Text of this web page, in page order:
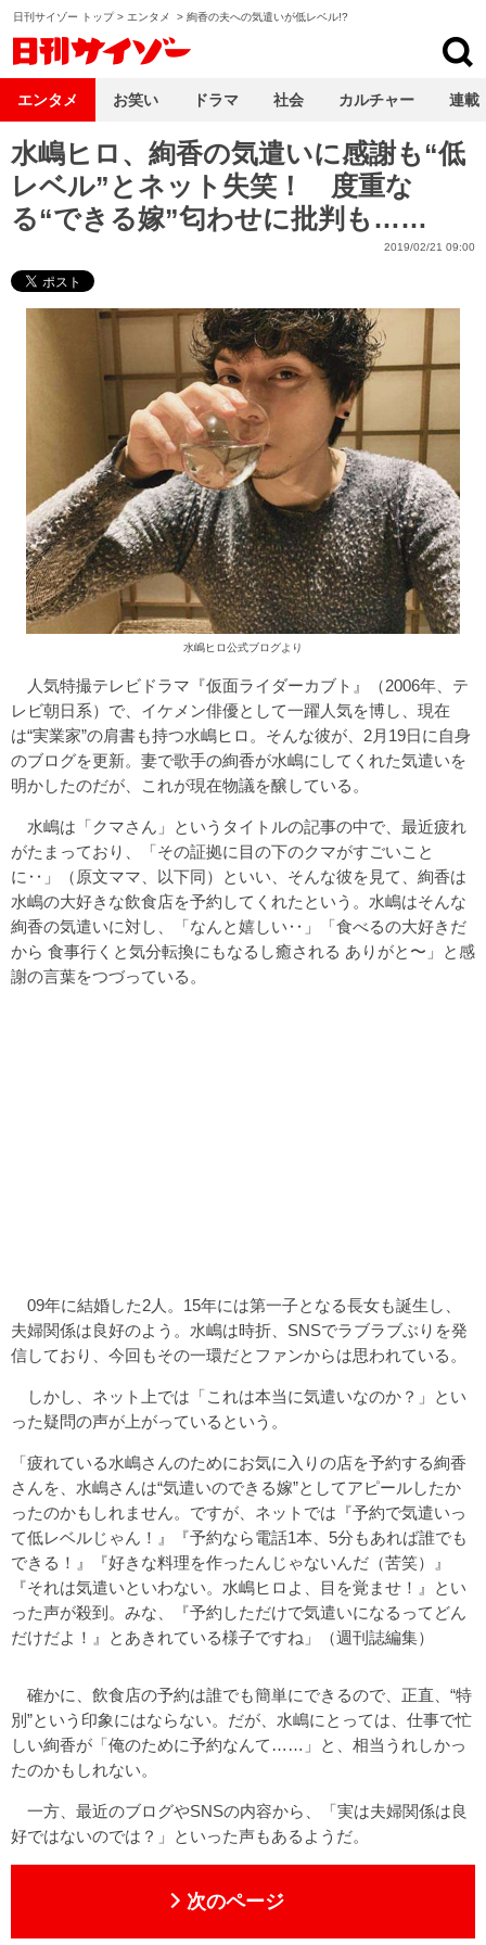
日刊サイゾー トップ> エンタメ > 絢香の夫への気遣いが低レベル!?
水嶋ヒロ、絢香の気遣いに感謝も“低
レベル”とネット失笑！ 度重な
る“できる嫁”匂わせに批判も……
2019/02/21 09:00
水嶋ヒロ公式ブログより
人気特撮テレビドラマ『仮面ライダーカブト』（2006年、テ
レビ朝日系）で、イケメン俳優として一躍人気を博し、現在
は“実業家”の肩書も持つ水嶋ヒロ。そんな彼が、2月19日に自身
のブログを更新。妻で歌手の絢香が水嶋にしてくれた気遣いを
明かしたのだが、これが現在物議を醸している。
水嶋は「クマさん」というタイトルの記事の中で、最近疲れ
がたまっており、「その証拠に目の下のクマがすごいこと
に‥」（原文ママ、以下同）といい、そんな彼を見て、絢香は
水嶋の大好きな飲食店を予約してくれたという。水嶋はそんな
絢香の気遣いに対し、「なんと嬉しい‥」「食べるの大好きだ
から 食事行くと気分転換にもなるし癒される ありがと〜」と感
謝の言葉をつづっている。
09年に結婚した2人。15年には第一子となる長女も誕生し、
夫婦関係は良好のよう。水嶋は時折、SNSでラブラブぶりを発
信しており、今回もその一環だとファンからは思われている。
しかし、ネット上では「これは本当に気遣いなのか？」とい
った疑問の声が上がっているという。
「疲れている水嶋さんのためにお気に入りの店を予約する絢香
さんを、水嶋さんは“気遣いのできる嫁”としてアピールしたか
ったのかもしれません。ですが、ネットでは『予約で気遣いっ
て低レベルじゃん！』『予約なら電話1本、5分もあれば誰でも
できる！』『好きな料理を作ったんじゃないんだ（苦笑）』
『それは気遣いといわない。水嶋ヒロよ、目を覚ませ！』とい
った声が殺到。みな、『予約しただけで気遣いになるってどん
だけだよ！』とあきれている様子ですね」（週刊誌編集）
確かに、飲食店の予約は誰でも簡単にできるので、正直、“特
別”という印象にはならない。だが、水嶋にとっては、仕事で忙
しい絢香が「俺のために予約なんて……」と、相当うれしかっ
たのかもしれない。
一方、最近のブログやSNSの内容から、「実は夫婦関係は良
好ではないのでは？」といった声もあるようだ。
次のページ
エンタメ お笑い ドラマ 社会 カルチャー 連載